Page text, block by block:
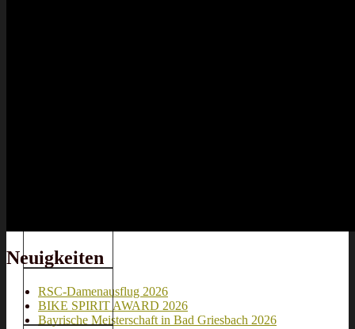
Neuigkeiten
RSC-Damenausflug 2026
BIKE SPIRIT AWARD 2026
Bayrische Meisterschaft in Bad Griesbach 2026